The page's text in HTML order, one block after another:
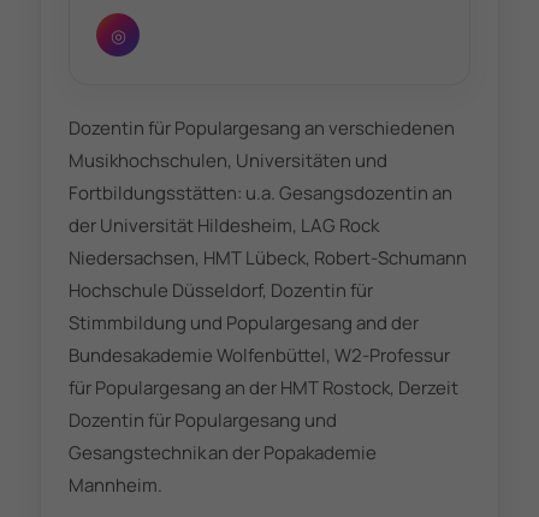
◎
Dozentin für Populargesang an verschiedenen
Musikhochschulen, Universitäten und
Fortbildungsstätten: u.a. Gesangsdozentin an
der Universität Hildesheim, LAG Rock
Niedersachsen, HMT Lübeck, Robert-Schumann
Hochschule Düsseldorf, Dozentin für
Stimmbildung und Populargesang and der
Bundesakademie Wolfenbüttel, W2-Professur
für Populargesang an der HMT Rostock, Derzeit
Dozentin für Populargesang und
Gesangstechnik an der Popakademie
Mannheim.